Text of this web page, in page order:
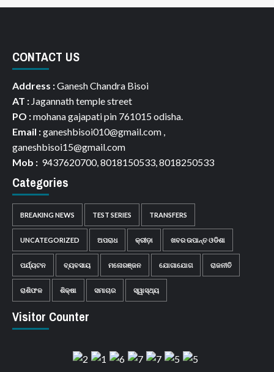
CONTACT US
Address :Ganesh Chandra Bisoi
AT : Jagannath temple street
PO :mohana gajapati pin 761015 odisha.
Email :ganeshbisoi010@gmail.com ,
ganeshbisoi15@gmail.com
Mob : 9437620700, 8018150533, 8018250533
Categories
BREAKING NEWS TEST SERIES TRANSFERS
UNCATEGORIZED ଅପରାଧ କ୍ରୀଡ଼ା ଖବର ଉପାନ୍ତ ଓଡିଶା
ପର୍ଯ୍ୟଟନ ବ୍ୟବସାୟ ମନୋରଞ୍ଜନ ଯୋଗାଯୋଗ ରାଜନୀତି
ରାଶିଫଳ ଶିକ୍ଷା ସମାଚାର ସ୍ୱାସ୍ଥ୍ୟ
Visitor Counter